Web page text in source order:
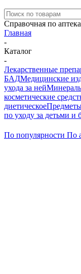
Справочная по
Главная
-
Каталог
-
Лекарственные
БАДМедицинские
ухода за ней
косметические
диетическое
по уходу за детьми и
По популярности По